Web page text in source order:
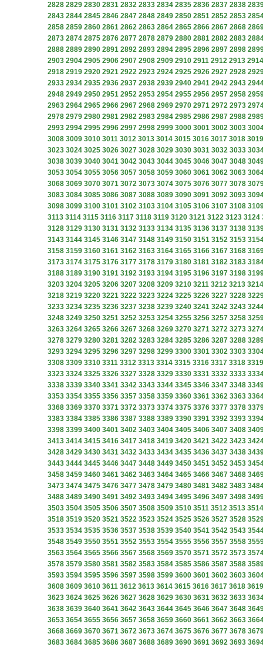
2828 2829 2830 2831 2832 2833 2834 2835 2836 2837 2838
2843 2844 2845 2846 2847 2848 2849 2850 2851 2852 2853
2858 2859 2860 2861 2862 2863 2864 2865 2866 2867 2868
2873 2874 2875 2876 2877 2878 2879 2880 2881 2882 2883
2888 2889 2890 2891 2892 2893 2894 2895 2896 2897 2898
2903 2904 2905 2906 2907 2908 2909 2910 2911 2912 2913 2914
2918 2919 2920 2921 2922 2923 2924 2925 2926 2927 2928
2933 2934 2935 2936 2937 2938 2939 2940 2941 2942 2943
2948 2949 2950 2951 2952 2953 2954 2955 2956 2957 2958
2963 2964 2965 2966 2967 2968 2969 2970 2971 2972 2973
2978 2979 2980 2981 2982 2983 2984 2985 2986 2987 2988
2993 2994 2995 2996 2997 2998 2999 3000 3001 3002 3003
3008 3009 3010 3011 3012 3013 3014 3015 3016 3017 3018 3019
3023 3024 3025 3026 3027 3028 3029 3030 3031 3032 3033
3038 3039 3040 3041 3042 3043 3044 3045 3046 3047 3048
3053 3054 3055 3056 3057 3058 3059 3060 3061 3062 3063
3068 3069 3070 3071 3072 3073 3074 3075 3076 3077 3078
3083 3084 3085 3086 3087 3088 3089 3090 3091 3092 3093
3098 3099 3100 3101 3102 3103 3104 3105 3106 3107 3108
3113 3114 3115 3116 3117 3118 3119 3120 3121 3122 3123 3124
3128 3129 3130 3131 3132 3133 3134 3135 3136 3137 3138
3143 3144 3145 3146 3147 3148 3149 3150 3151 3152 3153
3158 3159 3160 3161 3162 3163 3164 3165 3166 3167 3168
3173 3174 3175 3176 3177 3178 3179 3180 3181 3182 3183
3188 3189 3190 3191 3192 3193 3194 3195 3196 3197 3198
3203 3204 3205 3206 3207 3208 3209 3210 3211 3212 3213 3214
3218 3219 3220 3221 3222 3223 3224 3225 3226 3227 3228
3233 3234 3235 3236 3237 3238 3239 3240 3241 3242 3243
3248 3249 3250 3251 3252 3253 3254 3255 3256 3257 3258
3263 3264 3265 3266 3267 3268 3269 3270 3271 3272 3273
3278 3279 3280 3281 3282 3283 3284 3285 3286 3287 3288
3293 3294 3295 3296 3297 3298 3299 3300 3301 3302 3303
3308 3309 3310 3311 3312 3313 3314 3315 3316 3317 3318 3319
3323 3324 3325 3326 3327 3328 3329 3330 3331 3332 3333
3338 3339 3340 3341 3342 3343 3344 3345 3346 3347 3348
3353 3354 3355 3356 3357 3358 3359 3360 3361 3362 3363
3368 3369 3370 3371 3372 3373 3374 3375 3376 3377 3378
3383 3384 3385 3386 3387 3388 3389 3390 3391 3392 3393
3398 3399 3400 3401 3402 3403 3404 3405 3406 3407 3408
3413 3414 3415 3416 3417 3418 3419 3420 3421 3422 3423
3428 3429 3430 3431 3432 3433 3434 3435 3436 3437 3438
3443 3444 3445 3446 3447 3448 3449 3450 3451 3452 3453
3458 3459 3460 3461 3462 3463 3464 3465 3466 3467 3468
3473 3474 3475 3476 3477 3478 3479 3480 3481 3482 3483
3488 3489 3490 3491 3492 3493 3494 3495 3496 3497 3498
3503 3504 3505 3506 3507 3508 3509 3510 3511 3512 3513 3514
3518 3519 3520 3521 3522 3523 3524 3525 3526 3527 3528
3533 3534 3535 3536 3537 3538 3539 3540 3541 3542 3543
3548 3549 3550 3551 3552 3553 3554 3555 3556 3557 3558
3563 3564 3565 3566 3567 3568 3569 3570 3571 3572 3573
3578 3579 3580 3581 3582 3583 3584 3585 3586 3587 3588
3593 3594 3595 3596 3597 3598 3599 3600 3601 3602 3603
3608 3609 3610 3611 3612 3613 3614 3615 3616 3617 3618 3619
3623 3624 3625 3626 3627 3628 3629 3630 3631 3632 3633
3638 3639 3640 3641 3642 3643 3644 3645 3646 3647 3648
3653 3654 3655 3656 3657 3658 3659 3660 3661 3662 3663
3668 3669 3670 3671 3672 3673 3674 3675 3676 3677 3678
3683 3684 3685 3686 3687 3688 3689 3690 3691 3692 3693